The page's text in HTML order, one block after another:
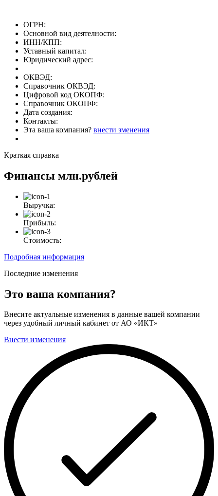
ОГРН:
Основной вид деятелности:
ИНН/КПП:
Уставный капитал:
Юридический адрес:
ОКВЭД:
Справочник ОКВЭД:
Цифровой код ОКОПФ:
Справочник ОКОПФ:
Дата создания:
Контакты:
Эта ваша компания? внести зменения
Краткая справка
Финансы млн.рублей
Выручка:
Прибыль:
Стоимость:
Подробная информация
Последние изменения
Это ваша компания?
Внесите актуальные изменения в данные вашей компании
через удобный личный кабинет от АО «ИКТ»
Внести изменения